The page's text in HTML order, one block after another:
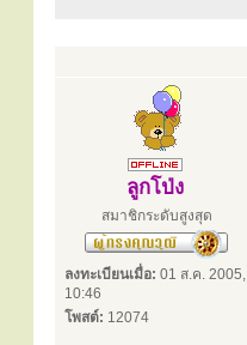
ลูกโป่ง
สมาชิกระดับสูงสุด
ลงทะเบียนเมื่อ: 01 ส.ค. 2005,
10:46
โพสต์: 12074